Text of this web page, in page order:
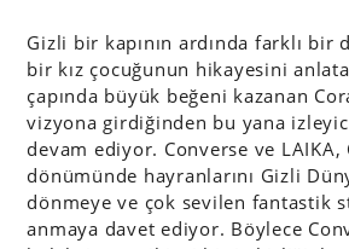
Gizli bir kapının ardında farklı bir
bir kız çocuğunun hikayesini
çapında büyük beğeni kazanan
vizyona girdiğinden bu yana
devam ediyor. Converse ve LAIKA,
dönümünde hayranlarını Gizli
dönmeye ve çok sevilen fantastik
anmaya davet ediyor. Böylece